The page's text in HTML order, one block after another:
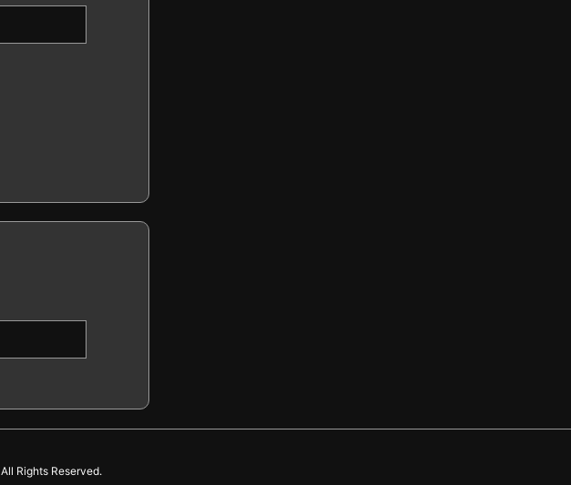
All Rights Reserved.